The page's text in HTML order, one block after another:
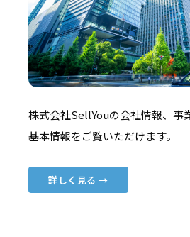
株式会社SellYouの会社情報、事
基本情報をご覧いただけます。
詳しく見る →